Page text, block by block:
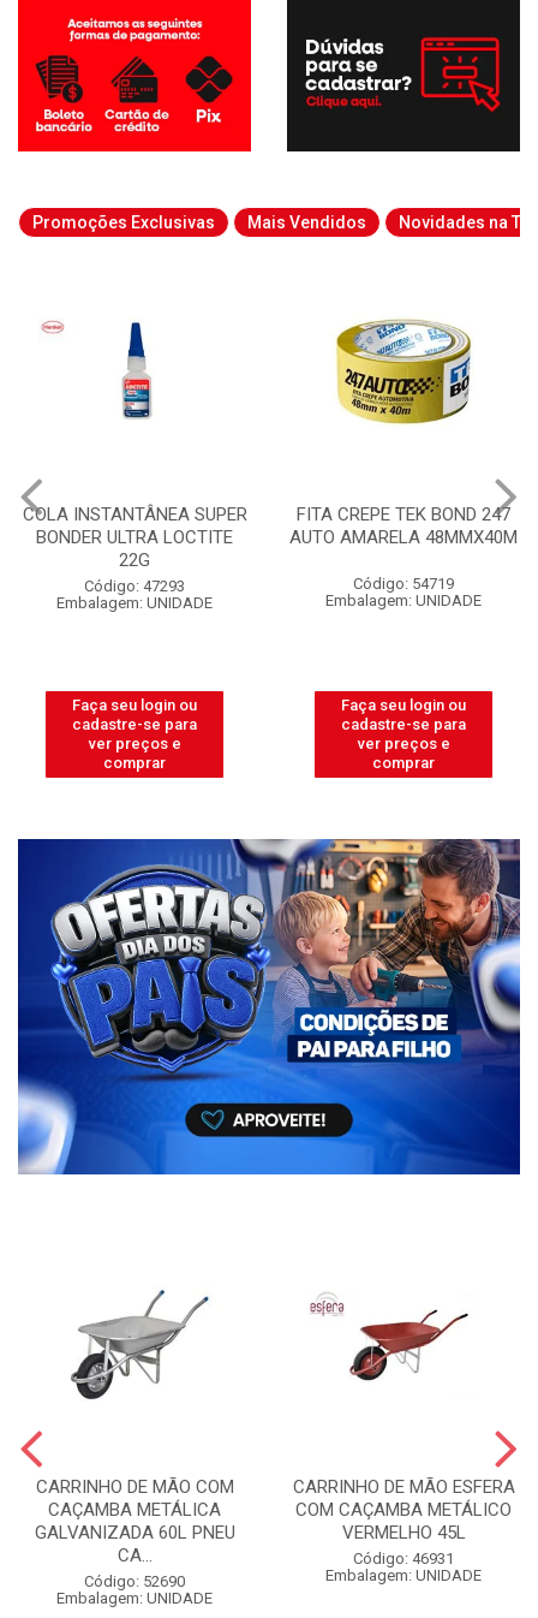
Promoções Exclusivas Mais Vendidos Novidades na
COLA INSTANTÂNEA SUPER
BONDER ULTRA LOCTITE
22G
Código: 47293
Embalagem: UNIDADE
Faça seu login ou
cadastre-se para
ver preços e
comprar
FITA CREPE TEK BOND 247
AUTO AMARELA 48MMX40M
Código: 54719
Embalagem: UNIDADE
Faça seu login ou
cadastre-se para
ver preços e
comprar
CARRINHO DE MÃO COM
CAÇAMBA METÁLICA
GALVANIZADA 60L PNEU
CA...
Código: 52690
Embalagem: UNIDADE
CARRINHO DE MÃO ESFERA
COM CAÇAMBA METÁLICO
VERMELHO 45L
Código: 46931
Embalagem: UNIDADE